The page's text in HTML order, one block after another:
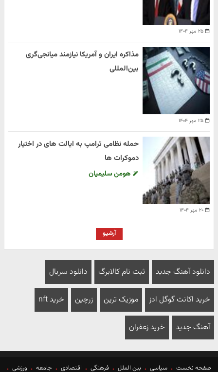
۲۵ مهر ۱۴۰۴
۲۵ مهر ۱۴۰۴
مذاکره ایران و آمریکا نیازمند میانجی‌گری
بین‌المللی
۲۰ مهر ۱۴۰۴
حمله نظامی ترامپ به ایالت های در اختیار
دموکرات ها
هومن سلیمیان
آرشیو
دانلود آهنگ جدید ثبت نام کالابرگ دانلود سریال
خرید اکانت گوگل ادز موزیک ترین زرچین خرید nft
آهنگ جدید خرید زعفران
صفحه نخست سیاسی بین الملل فرهنگی اقتصادی جامعه ورزشی